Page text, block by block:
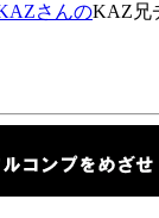
さんのKAZ兄